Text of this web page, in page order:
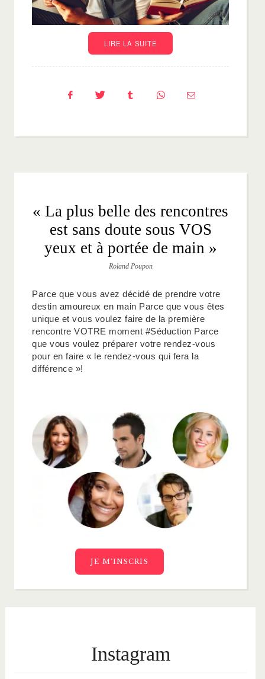
LIRE LA SUITE
« La plus belle des rencontres
est sans doute sous VOS
yeux et à portée de main »
Roland Poupon
Parce que vous avez décidé de prendre votre
destin amoureux en main Parce que vous êtes
unique et vous voulez faire de la première
rencontre VOTRE moment #Séduction Parce
que vous voulez préparer votre rendez-vous
pour en faire « le rendez-vous qui fera la
différence »!
JE M’INSCRIS
Instagram